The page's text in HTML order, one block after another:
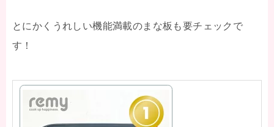
とにかくうれしい機能満載のまな板も要チェックで
す！